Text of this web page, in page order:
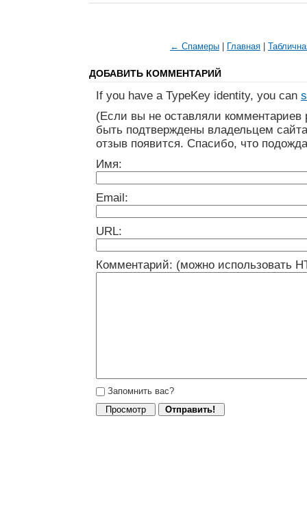
← Спамеры Главная
ДОБАВИТЬ КОММЕНТАРИЙ
If you have a TypeKey identity, you can
(Если вы не оставляли
быть подтверждены владельцем
отзыв появится. Спасибо, что
Имя:
Email:
URL:
Комментарий: (можно использовать
Запомнить вас?